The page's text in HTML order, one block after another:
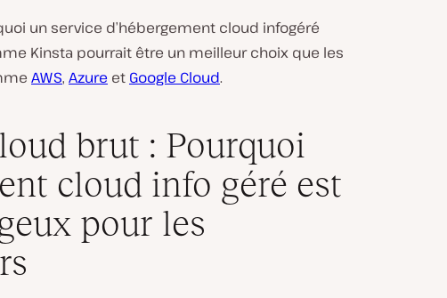
un service d’hébergement cloud infogéré
Kinsta pourrait être un meilleur choix que les
AWS, Azure et Google Cloud.
brut : Pourquoi
cloud info géré est
pour les